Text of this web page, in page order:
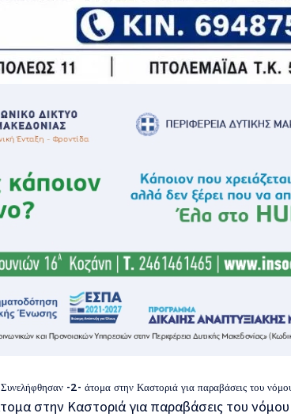
Συνελήφθησαν -2- άτομα στην Καστοριά για παραβάσεις του